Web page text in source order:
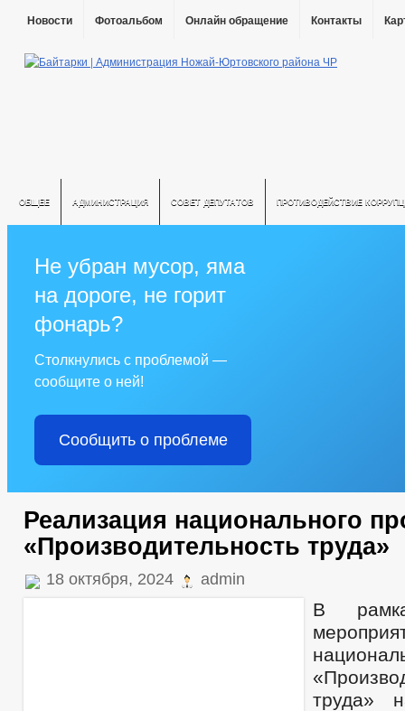
Новости Фотоальбом Онлайн обращение Контакты
ОБЩЕЕ АДМИНИСТРАЦИЯ СОВЕТ ДЕПУТАТОВ ПРОТИВОДЕЙСТВИЕ
Не убран мусор, яма
на дороге, не горит
фонарь?
Столкнулись с проблемой —
сообщите о ней!
Сообщить о проблеме
Реализация национального
«Производительность труда»
18 октября, 2024 admin
В
труда»